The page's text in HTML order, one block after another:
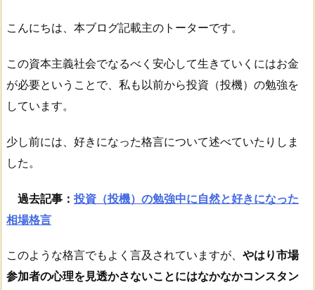
こんにちは、本ブログ記載主のトーターです。
この資本主義社会でなるべく安心して生きていくにはお金
が必要ということで、私も以前から投資（投機）の勉強を
しています。
少し前には、好きになった格言について述べていたりしま
した。
過去記事： 投資（投機）の勉強中に自然と好きになった
相場格言
このような格言でもよく言及されていますが、 やはり市場
参加者の心理を見透かさないことにはなかなかコンスタン